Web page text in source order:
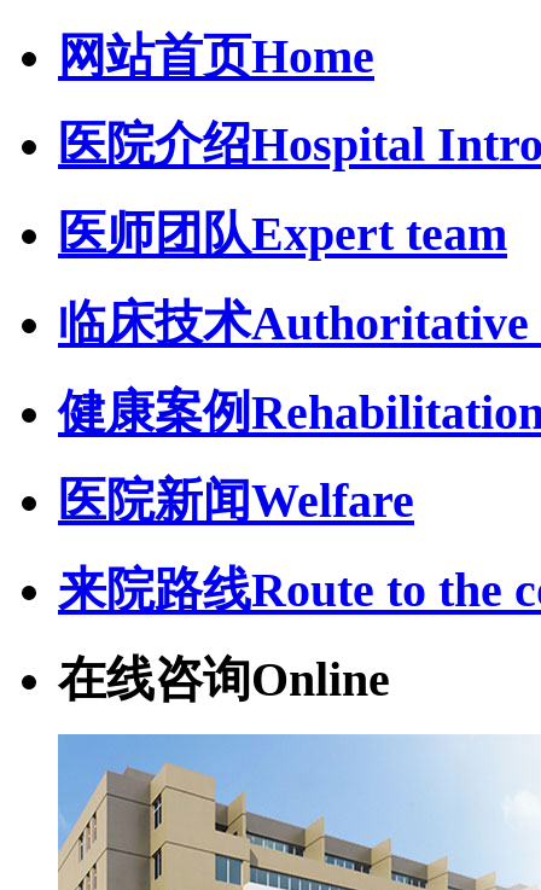
网站首页Home
医院介绍Hospital
医师团队Expert team
临床技术Authoritative
健康案例
医院新闻Welfare
来院路线Route to the
在线咨询Online